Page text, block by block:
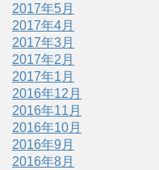
2017年5月
2017年4月
2017年3月
2017年2月
2017年1月
2016年12月
2016年11月
2016年10月
2016年9月
2016年8月